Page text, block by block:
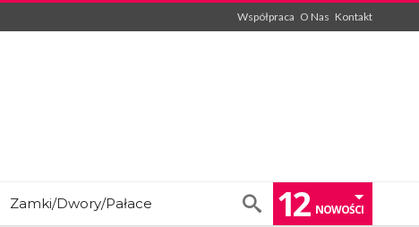
Współpraca O Nas Kontakt
Zamki/Dwory/Pałace 12 NOWOŚCI